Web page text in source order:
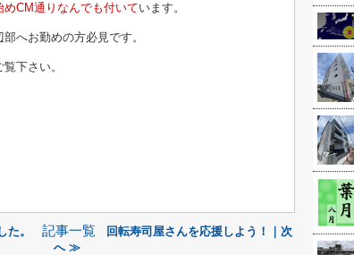
めCM通りなんでも付いています。
へお勤めの方必見です。
下さい。
。 記事一覧
回転寿司屋さんを応援しよう！｜次
へ ≫